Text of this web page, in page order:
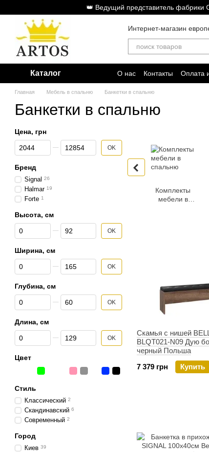
Перейти к основному контенту👑 Ведущий представитель фабрики
Интернет-магазин
Каталог О нас Контакты Оплата
Главная Мебель в спальню Банкетки в спальню
Банкетки в спальню
Комплекты
мебели в
Скамья с нишей
BLQT021-N09 Дую
черный Польша
7 379 грн
Купить
Цена, грн
От Цена, грн
До Цена, грн OK
Бренд
Signal 26
Halmar 19
Forte 1
Высота, см
От Высота, см
До Высота, см OK
Ширина, см
От Ширина, см
До Ширина, см OK
Глубина, см
От Глубина, см
До Глубина, см OK
Длина, см
От Длина, см
До Длина, см OK
Цвет
Стиль
Классический 2
Скандинавский 6
Современный 2
Город
Киев 39